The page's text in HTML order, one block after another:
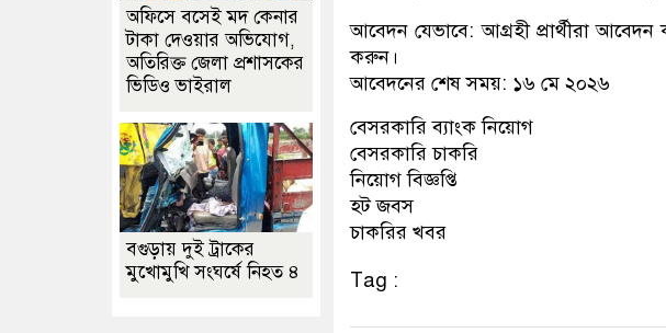
আবেদন যেভাবে: আগ্রহী প্রার্থীরা আবেদন
করুন।
আবেদনের শেষ সময়: ১৬ মে ২০২৬
বেসরকারি ব্যাংক নিয়োগ
বেসরকারি চাকরি
নিয়োগ বিজ্ঞপ্তি
হট জবস
চাকরির খবর
Tag :
অফিসে বসেই মদ কেনার
টাকা দেওয়ার অভিযোগ,
অতিরিক্ত জেলা প্রশাসকের
ভিডিও ভাইরাল
বগুড়ায় দুই ট্রাকের
মুখোমুখি সংঘর্ষে নিহত ৪